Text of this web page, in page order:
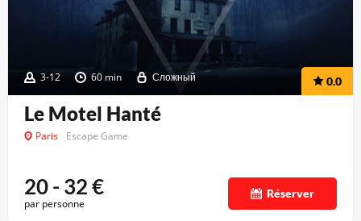
3-12 60 min Сложный 0.0
Le Motel Hanté
Paris Escape Game
20 - 32€
par personne
Réserver